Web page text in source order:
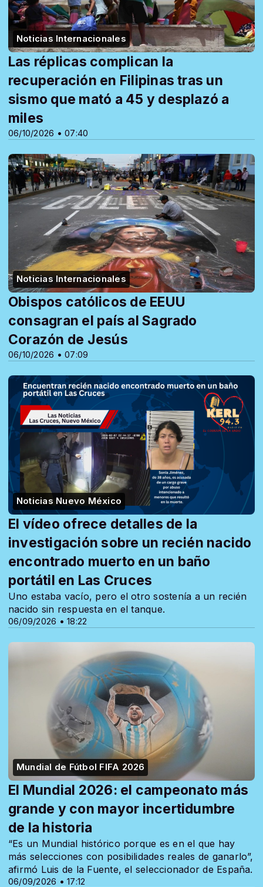
Noticias Internacionales
06/10/2026 • 07:40
Las réplicas complican la
recuperación en Filipinas tras un
sismo que mató a 45 y desplazó a
miles
Noticias Internacionales
06/10/2026 • 07:09
Obispos católicos de EEUU
consagran el país al Sagrado
Corazón de Jesús
Noticias Nuevo México
06/09/2026 • 18:22
El vídeo ofrece detalles de la
investigación sobre un recién nacido
encontrado muerto en un baño
portátil en Las Cruces
Uno estaba vacío, pero el otro sostenía a un recién
nacido sin respuesta en el tanque.
Mundial de Fútbol FIFA 2026
06/09/2026 • 17:12
El Mundial 2026: el campeonato más
grande y con mayor incertidumbre
de la historia
“Es un Mundial histórico porque es en el que hay
más selecciones con posibilidades reales de ganarlo”,
afirmó Luis de la Fuente, el seleccionador de España.